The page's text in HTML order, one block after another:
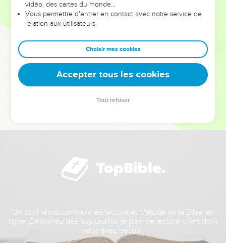
sont elles qui les ont façonnés.
Dans cette conférence, leaders, entrepreneurs, et responsables
clés pour avancer avec plus de sagesse afin que leurs erreurs
deviennent vos tremplins. Que vous guidiez un ministère, une
équipe, un groupe ou une famille, leur expérience est faite
Un outil révolutionnaire de lecture et d'étude de la Bible en
ligne. Démarrez dès aujourd'hui le plan de lecture offert dont
vous avez besoin.
vidéo, des cartes du monde…
Vous permettre d'entrer en contact avec notre service de
relation aux utilisateurs.
Choisir mes cookies
Accepter tous les cookies
Tout refuser